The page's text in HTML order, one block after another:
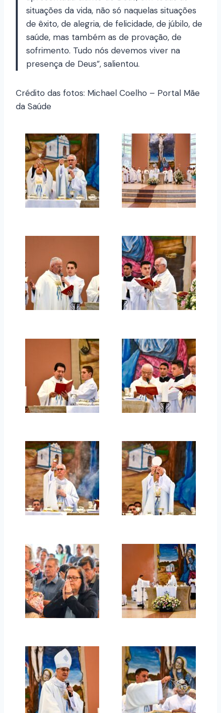
situações da vida, não só naquelas situações
de êxito, de alegria, de felicidade, de júbilo, de
saúde, mas também as de provação, de
sofrimento. Tudo nós devemos viver na
presença de Deus”, salientou.
Crédito das fotos: Michael Coelho – Portal Mãe
da Saúde